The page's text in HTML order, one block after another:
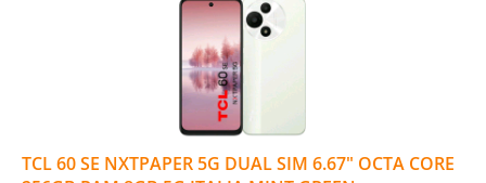
TCL 60 SE NXTPAPER 5G DUAL SIM 6.67" OCTA CORE